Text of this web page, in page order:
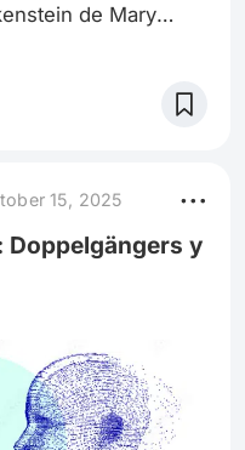
de Mary
cine fantástico de
de su carrera
con los
15, 2025
Doppelgängers y